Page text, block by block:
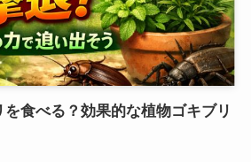
食べる？効果的な植物ゴキブリ